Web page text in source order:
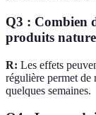
Q3 : Combien
produits
R: Les effets
régulière permet de
quelques semaines.